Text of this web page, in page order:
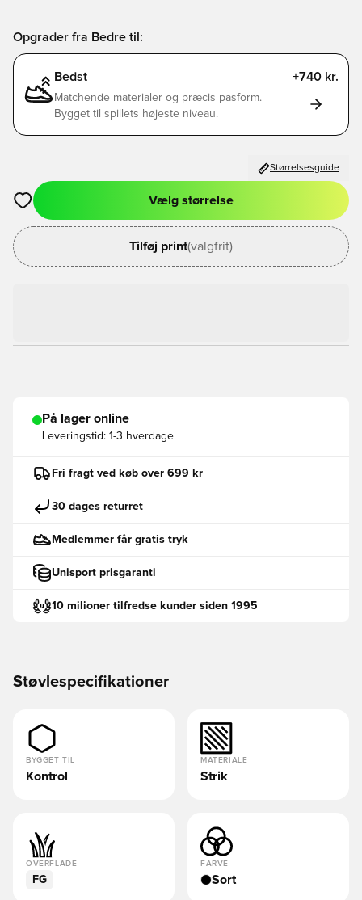
Opgrader fra Bedre til:
Bedst +740 kr.
Matchende materialer og præcis pasform.
Bygget til spillets højeste niveau.
Størrelsesguide
Åbner en Modal til at logge ind eller tilmelde dig som medlem
Vælg størrelse
Tilføj print(valgfrit)
På lager online
Leveringstid: 1-3 hverdage
Fri fragt ved køb over 699 kr
30 dages returret
Medlemmer får gratis tryk
Unisport prisgaranti
10 milioner tilfredse kunder siden 1995
Støvlespecifikationer
BYGGET TIL
Kontrol
MATERIALE
Strik
OVERFLADE
FG
FARVE
Sort